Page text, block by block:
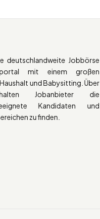
deutschlandweite Jobbörse
mit einem großen
und Babysitting. Über
Jobanbieter die
Kandidaten und
zu finden.